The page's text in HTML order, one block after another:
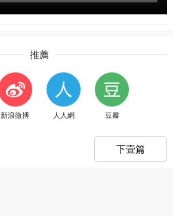
推薦
新浪微博 人人網 豆瓣
下壹篇